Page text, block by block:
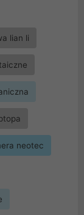
lian li
neotec